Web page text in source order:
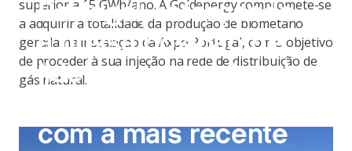
superior a 15 GWh/ano. A Goldenergy compromete-se
a adquirir a totalidade da produção de biometano
gerada na instalação da Axpo Portugal, com o objetivo
de proceder à sua injeção na rede de distribuição de
gás natural.
Portugal, reforçando
a nossa posição de
liderança no setor de
com a mais recente